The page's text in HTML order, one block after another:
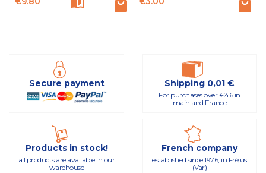
Secure payment Shipping 0,01 €
For purchases over €46 in
mainland France
Products in stock!
all products are available in our
warehouse
French company
established since 1976, in Fréjus
(Var)